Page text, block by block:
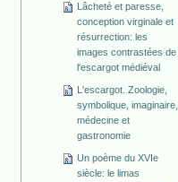
Lâcheté et paresse,
conception virginale et
résurrection: les
images contrastées de
l'escargot médiéval
L'escargot. Zoologie,
symbolique, imaginaire,
médecine et
gastronomie
Un poème du XVIe
siècle: le limas